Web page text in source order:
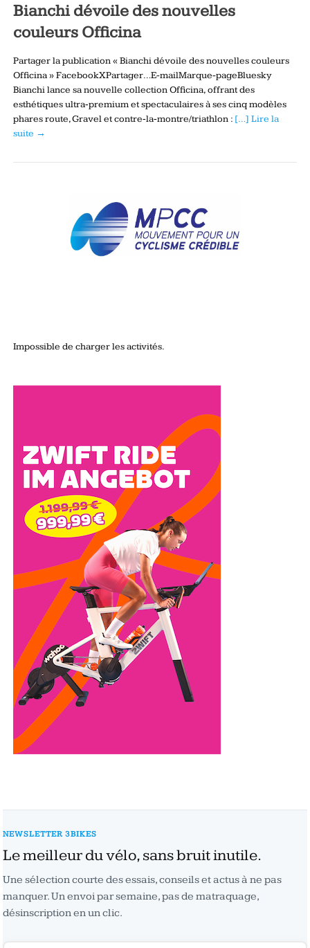
Bianchi dévoile des nouvelles
couleurs Officina
Partager la publication « Bianchi dévoile des nouvelles couleurs
Officina » FacebookXPartager…E-mailMarque-pageBluesky
Bianchi lance sa nouvelle collection Officina, offrant des
esthétiques ultra‑premium et spectaculaires à ses cinq modèles
phares route, Gravel et contre‑la‑montre/triathlon : […] Lire la
suite →
Impossible de charger les activités.
NEWSLETTER 3BIKES
Le meilleur du vélo, sans bruit inutile.
Une sélection courte des essais, conseils et actus à ne pas
manquer. Un envoi par semaine, pas de matraquage,
désinscription en un clic.